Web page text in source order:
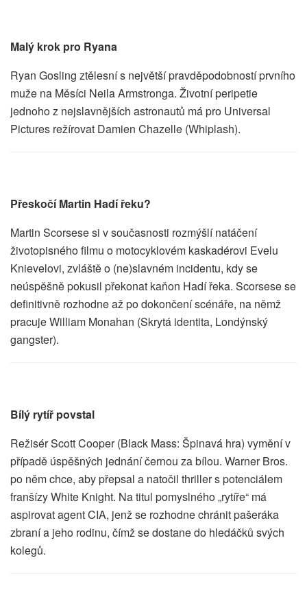
Malý krok pro Ryana
Ryan Gosling ztělesní s největší pravděpodobností prvního
muže na Měsíci Neila Armstronga. Životní peripetie
jednoho z nejslavnějších astronautů má pro Universal
Pictures režírovat Damien Chazelle (Whiplash).
Přeskočí Martin Hadí řeku?
Martin Scorsese si v současnosti rozmýšlí natáčení
životopisného filmu o motocyklovém kaskadérovi Evelu
Knievelovi, zvláště o (ne)slavném incidentu, kdy se
neúspěšně pokusil překonat kaňon Hadí řeka. Scorsese se
definitivně rozhodne až po dokončení scénáře, na němž
pracuje William Monahan (Skrytá identita, Londýnský
gangster).
Bílý rytíř povstal
Režisér Scott Cooper (Black Mass: Špinavá hra) vymění v
případě úspěšných jednání černou za bílou. Warner Bros.
po něm chce, aby přepsal a natočil thriller s potenciálem
franšízy White Knight. Na titul pomyslného „rytíře“ má
aspirovat agent CIA, jenž se rozhodne chránit pašeráka
zbraní a jeho rodinu, čímž se dostane do hledáčků svých
kolegů.